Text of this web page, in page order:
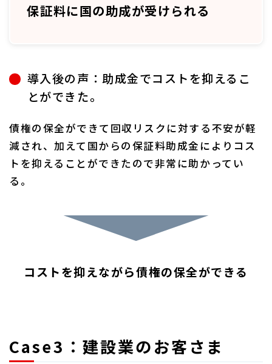
保証料に国の助成が受けられる
導入後の声：助成金でコストを抑えるこ
とができた。
債権の保全ができて回収リスクに対する不安が軽
減され、加えて国からの保証料助成金によりコス
トを抑えることができたので非常に助かってい
る。
コストを抑えながら債権の保全ができる
Case3：建設業のお客さま